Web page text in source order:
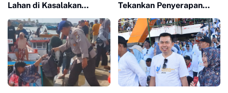
Lahan di Kasalakan
Tekankan Penyerapan